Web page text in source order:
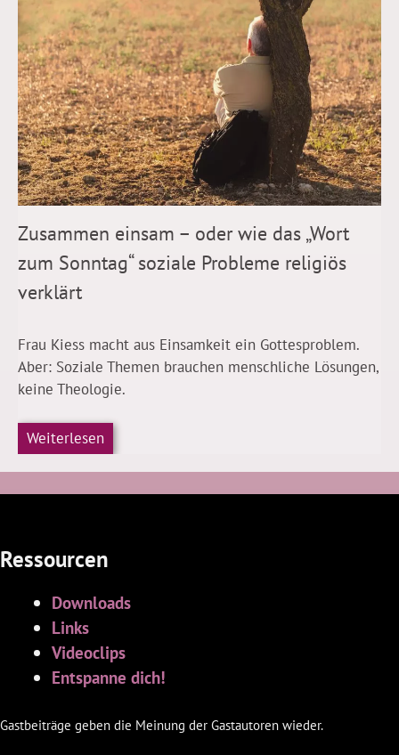
Zusammen einsam – oder wie das „Wort
zum Sonntag“ soziale Probleme religiös
verklärt
Frau Kiess macht aus Einsamkeit ein Gottesproblem.
Aber: Soziale Themen brauchen menschliche Lösungen,
keine Theologie.
Weiterlesen
Ressourcen
Downloads
Links
Videoclips
Entspanne dich!
Gastbeiträge geben die Meinung der Gastautoren wieder.